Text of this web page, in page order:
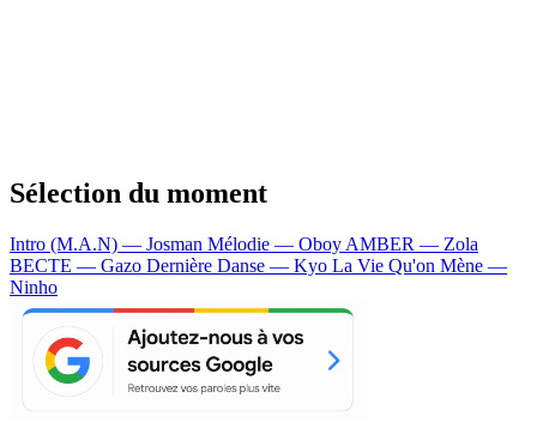
Sélection du moment
Intro (M.A.N) — Josman Mélodie — Oboy AMBER — Zola
BECTE — Gazo Dernière Danse — Kyo La Vie Qu'on Mène —
Ninho